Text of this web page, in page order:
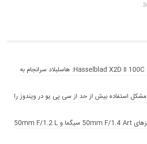
بررسی Hasselblad X2D II 100C: هاسلبلاد سرانجام به
استفاده بیش از حد از سی پی یو در ویندوز را
مقایسه لنز‌های 50mm F/1.4 Art سیگما و 50mm F/1.2 L